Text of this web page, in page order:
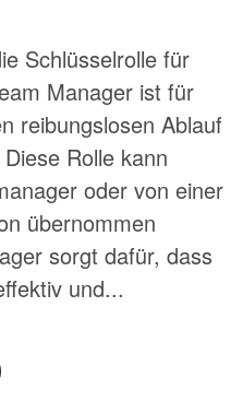
Schlüsselrolle für
Manager ist für
reibungslosen Ablauf
Rolle kann
oder von einer
übernommen
sorgt dafür, dass
und...